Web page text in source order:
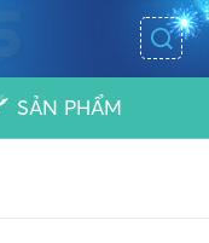
SẢN PHẨM